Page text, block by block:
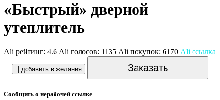
«Быстрый» дверной
утеплитель
Ali рейтинг: 4.6 Ali голосов: 1135 Ali покупок: 6170 Ali ссылка
| добавить в желания Заказать
Сообщить о нерабочей ссылке